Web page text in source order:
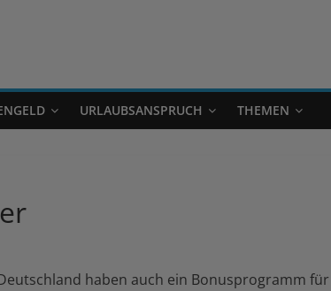
URLAUBSANSPRUCH THEMEN
haben auch ein Bonusprogramm für